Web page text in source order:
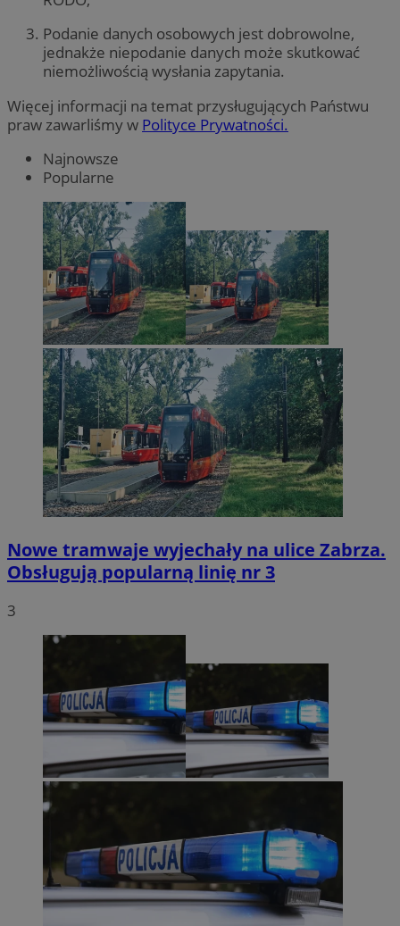
Podanie danych osobowych jest dobrowolne,
jednakże niepodanie danych może skutkować
niemożliwością wysłania zapytania.
Więcej informacji na temat przysługujących Państwu
praw zawarliśmy w Polityce Prywatności.
Najnowsze
Popularne
Nowe tramwaje wyjechały na ulice Zabrza.
Obsługują popularną linię nr 3
3